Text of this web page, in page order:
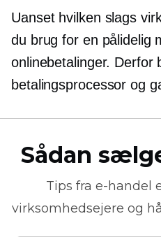
Uanset hvilken slags
du brug for en pålidelig
onlinebetalinger.
betalingsprocessor og
Sådan
Tips fra e-handel
virksomhedsejere og